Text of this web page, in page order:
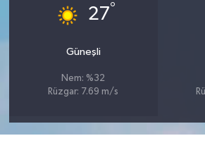
27°
Güneşli
Nem: %32
Rüzgar: 7.69 m/s